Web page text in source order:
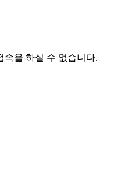
속을 하실 수 없습니다.